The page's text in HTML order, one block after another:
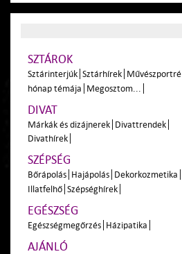
SZTÁROK
Sztárinterjúk Sztárhírek Művészportré
hónap témája Megosztom...
DIVAT
Márkák és dizájnerek Divattrendek
Divathírek
SZÉPSÉG
Bőrápolás Hajápolás Dekorkozmetika
Illatfelhő Szépséghírek
EGÉSZSÉG
Egészségmegőrzés Házipatika
AJÁNLÓ